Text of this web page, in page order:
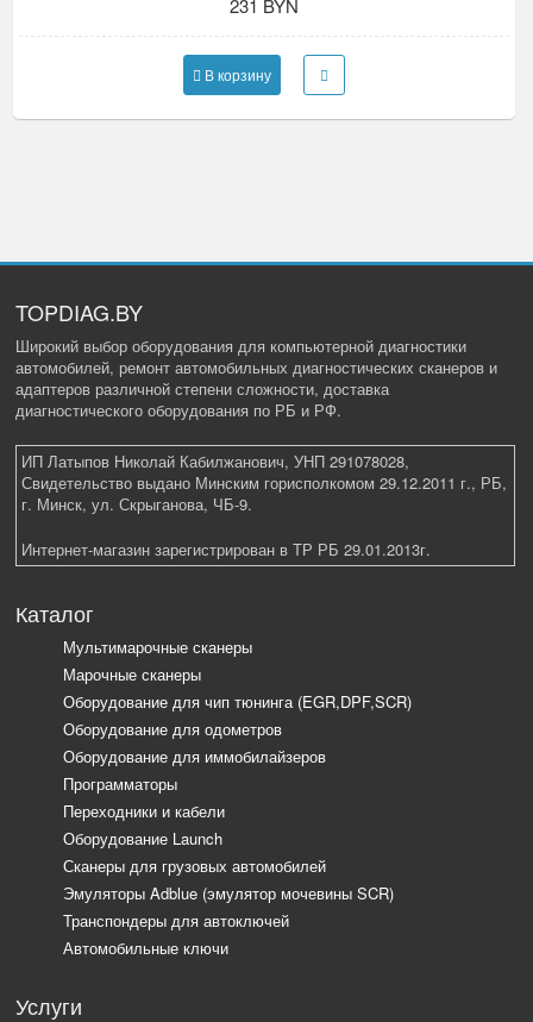
231 BYN
В корзину
TOPDIAG.BY
Широкий выбор оборудования для компьютерной диагностики
автомобилей, ремонт автомобильных диагностических сканеров и
адаптеров различной степени сложности, доставка
диагностического оборудования по РБ и РФ.
ИП Латыпов Николай Кабилжанович, УНП 291078028,
Свидетельство выдано Минским горисполкомом 29.12.2011 г., РБ,
г. Минск, ул. Скрыганова, ЧБ-9.
Интернет-магазин зарегистрирован в ТР РБ 29.01.2013г.
Каталог
Мультимарочные сканеры
Марочные сканеры
Оборудование для чип тюнинга (EGR,DPF,SCR)
Оборудование для одометров
Оборудование для иммобилайзеров
Программаторы
Переходники и кабели
Оборудование Launch
Сканеры для грузовых автомобилей
Эмуляторы Adblue (эмулятор мочевины SCR)
Транспондеры для автоключей
Автомобильные ключи
Услуги